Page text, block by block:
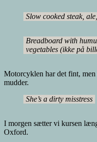
Slow cooked steak,
Breadboard with
vegetables (ikke på
Motorcyklen har det fint, men
mudder.
She’s a dirty misstress
I morgen sætter vi kursen
Oxford.